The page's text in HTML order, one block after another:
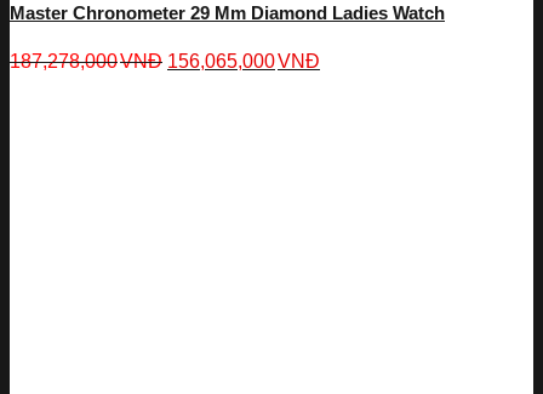
Master Chronometer 29 Mm Diamond Ladies Watch
187,278,000VNĐ 156,065,000VNĐ